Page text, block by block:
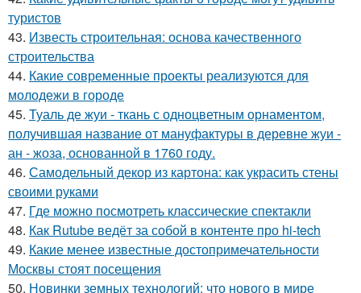
туристов
43. Известь строительная: основа качественного
строительства
44. Какие современные проекты реализуются для
молодежи в городе
45. Туаль де жуи - ткань с одноцветным орнаментом,
получившая название от мануфактуры в деревне жуи -
ан - жоза, основанной в 1760 году.
46. Самодельный декор из картона: как украсить стены
своими руками
47. Где можно посмотреть классические спектакли
48. Как Rutube ведёт за собой в контенте про hi-tech
49. Какие менее известные достопримечательности
Москвы стоят посещения
50. Новинки земных технологий: что нового в мире